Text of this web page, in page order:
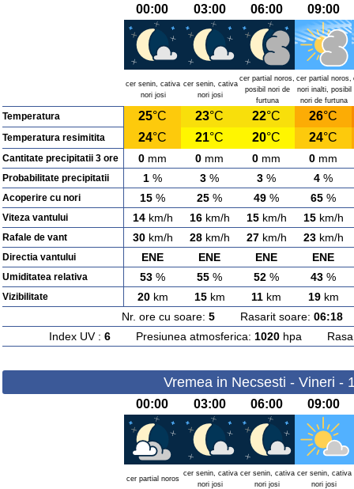
00:00 03:00 06:00 09:00
cer senin, cativa
nori josi
cer senin, cativa
nori josi
cer partial noros,
posibil nori de
furtuna
cer partial noros,
nori inalti, posibil
nori de furtuna
Temperatura 25°C 23°C 22°C 26°C
Temperatura resimitita 24°C 21°C 20°C 24°C
Cantitate precipitatii 3 ore 0 mm 0 mm 0 mm 0 mm
Probabilitate precipitatii 1 % 3 % 3 % 4 %
Acoperire cu nori 15 % 25 % 49 % 65 %
Viteza vantului 14km/h 16km/h 15km/h 15km/h
Rafale de vant 30km/h 28km/h 27km/h 23km/h
Directia vantului ENE ENE ENE ENE
Umiditatea relativa 53 % 55 % 52 % 43 %
Vizibilitate 20km 15km 11 km 19km
Nr. ore cu soare: 5Rasarit soare: 06:18
Index UV : 6Presiunea atmosferica: 1020hpa
Vremea in Necsesti - Vineri -
00:00 03:00 06:00 09:00
cer partial noros
cer senin, cativa
nori josi
cer senin, cativa
nori josi
cer senin, cativa
nori josi